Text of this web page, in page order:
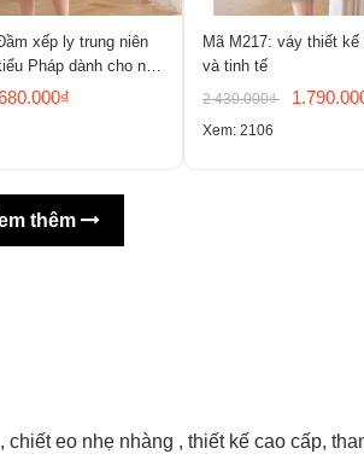
xếp ly trung niên
Pháp dành cho nữ,
Mã M217: váy thiết kế
và tinh tế
2.430.000₫
Xem: 2106
thêm
eo nhẹ nhàng , thiết kế cao cấp,